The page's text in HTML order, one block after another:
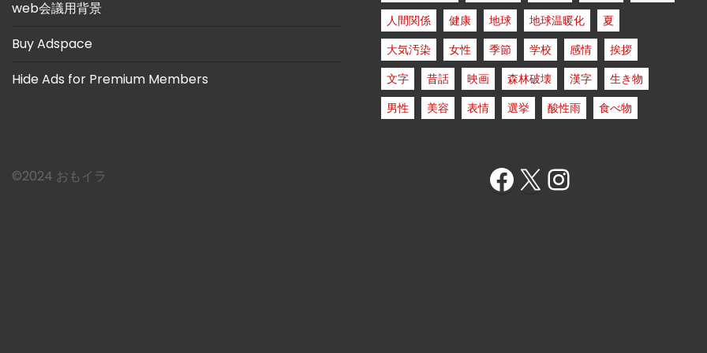
web会議用背景
Buy Adspace
Hide Ads for Premium Members
人間関係 健康 地球 地球温暖化
夏
大気汚染
女性 季節 学校 感情
挨拶
文字
昔話 映画 森林破壊 漢字
生き物
男性
美容 表情 選挙 酸性雨 食べ物
©︎2024 おもイラ Facebook X Instagram